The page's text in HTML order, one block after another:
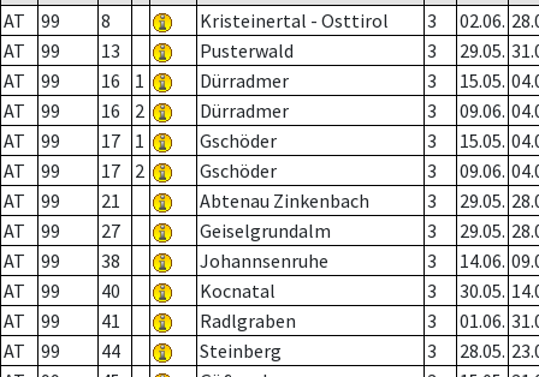
AT 99 8 Kristeinertal - Osttirol 3 02.06.
AT
99 13 Pusterwald 3 29.05.
AT
99 16 1 Dürradmer 3 15.05.
AT
99 16 2 Dürradmer 3 09.06.
AT
99 17 1 Gschöder 3 15.05.
AT
99 17 2 Gschöder 3 09.06.
AT
99 21 Abtenau Zinkenbach 3 29.05.
AT
99 27 Geiselgrundalm 3 29.05.
AT
99 38 Johannsenruhe 3 14.06.
AT
99 40 Kocnatal 3 30.05.
AT
99 41 Radlgraben 3 01.06.
AT
99 44 Steinberg 3 28.05.